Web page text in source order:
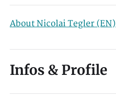
About Nicolai Tegler (EN)
Infos & Profile